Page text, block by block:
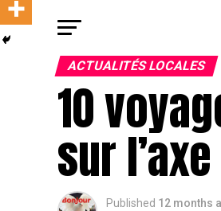
ACTUALITÉS LOCALES
10
sur
Published 12 months